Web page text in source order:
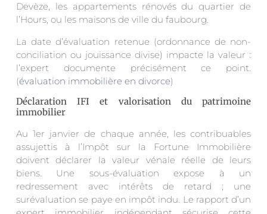
Devèze, les appartements rénovés du quartier de
l’Hours, ou les maisons de ville du faubourg.
La date d’évaluation retenue (ordonnance de non-
conciliation ou jouissance divise) impacte la valeur :
l’expert documente précisément ce point.
(évaluation immobilière en divorce)
Déclaration IFI et valorisation du patrimoine
immobilier
Au 1er janvier de chaque année, les contribuables
assujettis à l’Impôt sur la Fortune Immobilière
doivent déclarer la valeur vénale réelle de leurs
biens. Une sous-évaluation expose à un
redressement avec intérêts de retard ; une
surévaluation se paye en impôt indu. Le rapport d’un